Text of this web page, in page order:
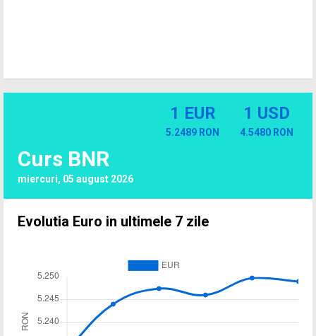
Curs BNR
miercuri, 05 august 2026
1 EUR
5.2489 RON
1 USD
4.5480 RON
Evolutia Euro in ultimele 7 zile